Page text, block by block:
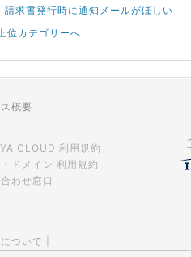
請求書発行時に通知メールがほしい
位カテゴリーへ
概要
CLOUD 利用規約
ドメイン 利用規約
わせ窓口
ついて